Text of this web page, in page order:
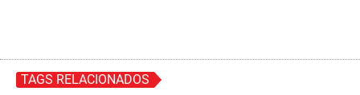
TAGS RELACIONADOS